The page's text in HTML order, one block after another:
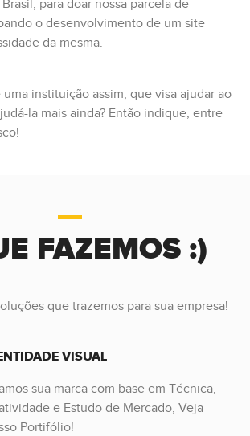
para doar nossa parcela de
o desenvolvimento de um site
da mesma.
instituição assim, que visa ajudar ao
la mais ainda? Então indique, entre
FAZEMOS :)
que trazemos para sua empresa!
VISUAL
sua marca com base em Técnica,
e Estudo de Mercado, Veja
Portifólio!